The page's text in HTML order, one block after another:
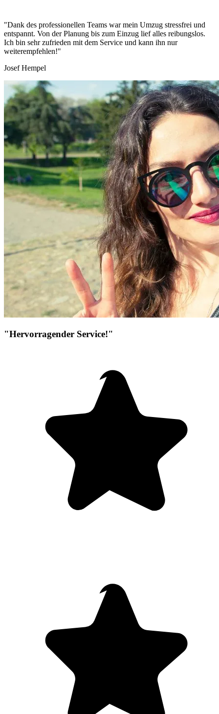
"Dank des professionellen Teams war mein Umzug stressfrei und
entspannt. Von der Planung bis zum Einzug lief alles reibungslos.
Ich bin sehr zufrieden mit dem Service und kann ihn nur
weiterempfehlen!"
Josef Hempel
"Hervorragender Service!"